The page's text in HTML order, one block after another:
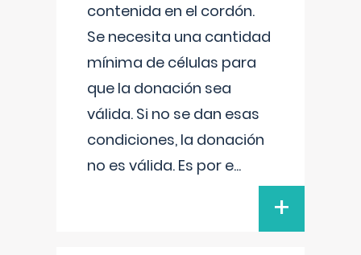
contenida en el cordón.
Se necesita una cantidad
mínima de células para
que la donación sea
válida. Si no se dan esas
condiciones, la donación
no es válida. Es por e...
+